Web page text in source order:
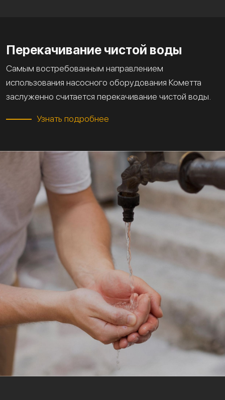
Перекачивание чистой воды
Самым востребованным направлением
использования насосного оборудования Кометта
заслуженно считается перекачивание чистой воды.
Узнать подробнее